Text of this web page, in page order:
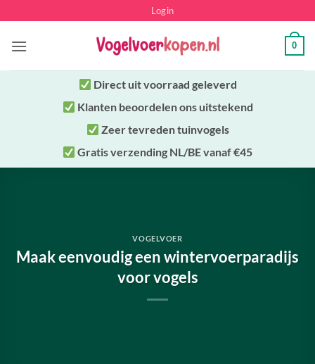
naar
inhoud
Login
0
Direct uitvoorraad geleverd
Klanten beoordelen ons uitstekend
Zeer tevreden tuinvogels
Gratis verzending NL/BE vanaf €45
VOGELVOER
Maak eenvoudig een wintervoerparadijs
voor vogels